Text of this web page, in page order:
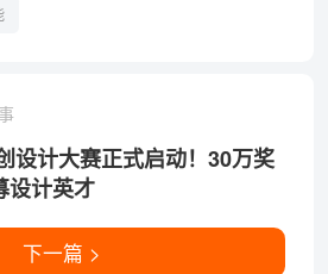
设计大赛正式启动！30万奖
设计英才
下一篇 >